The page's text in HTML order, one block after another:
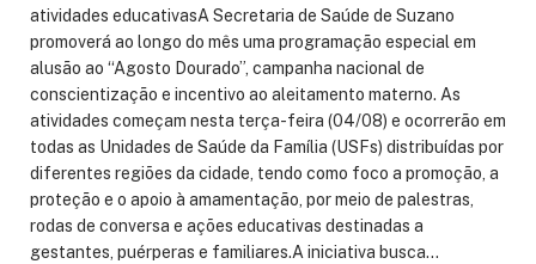
atividades educativasA Secretaria de Saúde de Suzano
promoverá ao longo do mês uma programação especial em
alusão ao “Agosto Dourado”, campanha nacional de
conscientização e incentivo ao aleitamento materno. As
atividades começam nesta terça-feira (04/08) e ocorrerão em
todas as Unidades de Saúde da Família (USFs) distribuídas por
diferentes regiões da cidade, tendo como foco a promoção, a
proteção e o apoio à amamentação, por meio de palestras,
rodas de conversa e ações educativas destinadas a
gestantes, puérperas e familiares.A iniciativa busca…